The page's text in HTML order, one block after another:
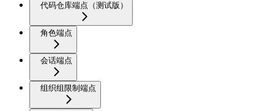
代码仓库端点（测试版）
角色端点
会话端点
组织组限制端点